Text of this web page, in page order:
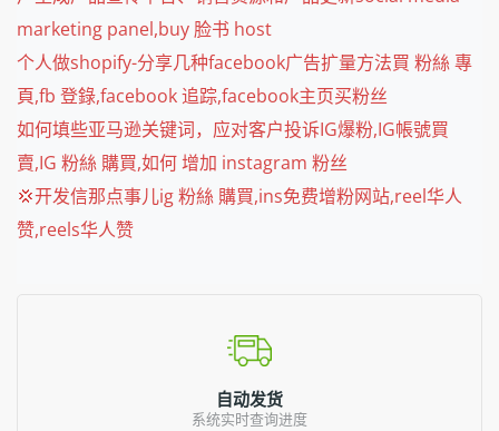
marketing panel,buy 脸书 host
个人做shopify-分享几种facebook广告扩量方法買 粉絲 專
頁,fb 登錄,facebook 追踪,facebook主页买粉丝
如何填些亚马逊关键词，应对客户投诉IG爆粉,IG帳號買
賣,IG 粉絲 購買,如何 增加 instagram 粉丝
💢开发信那点事儿ig 粉絲 購買,ins免费增粉网站,reel华人
赞,reels华人赞
自动发货
系统实时查询进度